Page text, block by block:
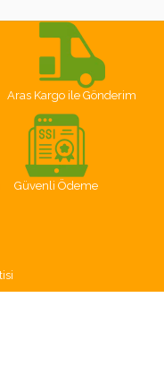
Aras Kargo ile Gönderim
Güvenli Ödeme